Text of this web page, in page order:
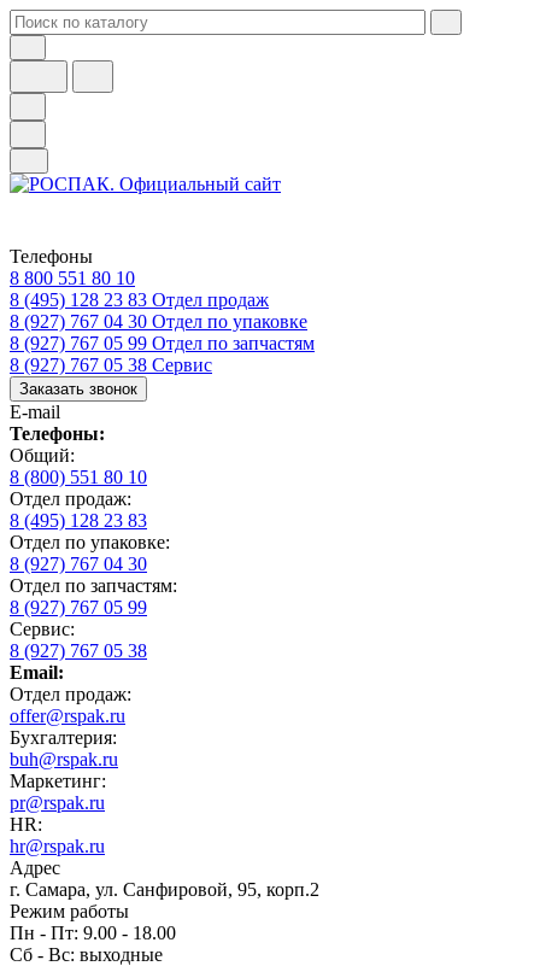
Телефоны
8 800 551 80 10
8 (495) 128 23 83 Отдел продаж
8 (927) 767 04 30 Отдел по упаковке
8 (927) 767 05 99 Отдел по запчастям
8 (927) 767 05 38 Сервис
Заказать звонок
E-mail
Телефоны:
Общий:
8 (800) 551 80 10
Отдел продаж:
8 (495) 128 23 83
Отдел по упаковке:
8 (927) 767 04 30
Отдел по запчастям:
8 (927) 767 05 99
Сервис:
8 (927) 767 05 38
Email:
Отдел продаж:
offer@rspak.ru
Бухгалтерия:
buh@rspak.ru
Маркетинг:
pr@rspak.ru
HR:
hr@rspak.ru
Адрес
г. Самара, ул. Санфировой, 95, корп.2
Режим работы
Пн - Пт: 9.00 - 18.00
Сб - Вс: выходные